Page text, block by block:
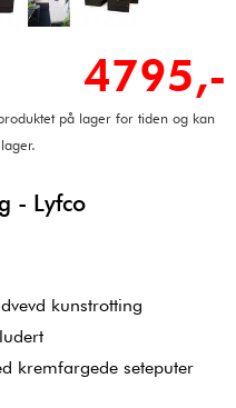
4795,-
på lager for tiden og kan
- Lyfco
kunstrotting
kremfargede seteputer